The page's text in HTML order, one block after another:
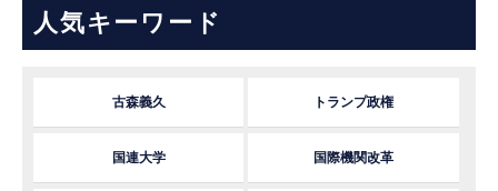
人気キーワード
古森義久 トランプ政権
国連大学 国際機関改革